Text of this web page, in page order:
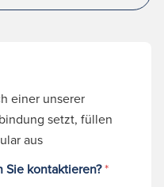
einer unserer
setzt, füllen
aus
Sie kontaktieren?*